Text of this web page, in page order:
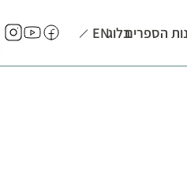
הספריםבלוגEN